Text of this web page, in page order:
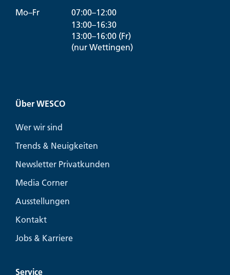
Mo–Fr
07:00–12:00
13:00–16:30
13:00–16:00 (Fr)
(nur Wettingen)
Über WESCO
Wer wir sind
Trends & Neuigkeiten
Newsletter Privatkunden
Media Corner
Ausstellungen
Kontakt
Jobs & Karriere
Service